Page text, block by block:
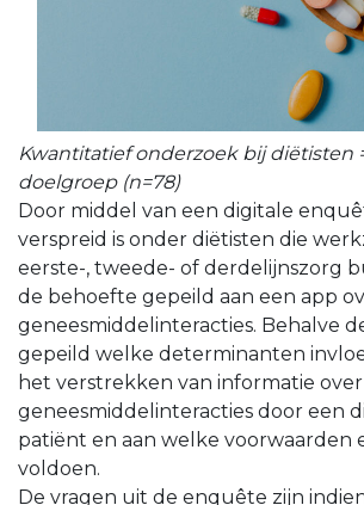
Kwantitatief onderzoek bij diëtisten
doelgroep (n=78)
Door middel van een digitale
verspreid is onder diëtisten die
eerste-, tweede- of derdelijnszorg
de behoefte gepeild aan een app
geneesmiddelinteracties. Behalve
gepeild welke determinanten
het verstrekken van informatie
geneesmiddelinteracties door een
patiënt en aan welke voorwaarden
voldoen.
De vragen uit de enquête zijn